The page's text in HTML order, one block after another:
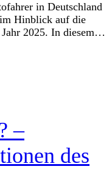
in Deutschland
im Hinblick auf die
2025. In diesem
–
des